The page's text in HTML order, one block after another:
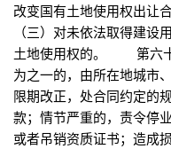
改变国有土地使用权出
（三）对未依法取得建设
土地使用权的。 第六
为之一的，由所在地城市
限期改正，处合同约定的
款；情节严重的，责令停
或者吊销资质证书；造